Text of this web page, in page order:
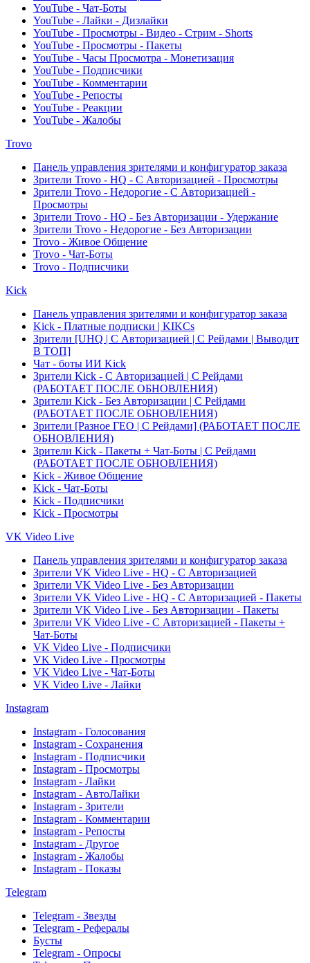
YouTube - Чат-Боты
YouTube - Лайки - Дизлайки
YouTube - Просмотры - Видео - Стрим - Shorts
YouTube - Просмотры - Пакеты
YouTube - Часы Просмотра - Монетизация
YouTube - Подписчики
YouTube - Комментарии
YouTube - Репосты
YouTube - Реакции
YouTube - Жалобы
Trovo
Панель управления зрителями и конфигуратор заказа
Зрители Trovo - HQ - С Авторизацией - Просмотры
Зрители Trovo - Недорогие - С Авторизацией -
Просмотры
Зрители Trovo - HQ - Без Авторизации - Удержание
Зрители Trovo - Недорогие - Без Авторизации
Trovo - Живое Общение
Trovo - Чат-Боты
Trovo - Подписчики
Kick
Панель управления зрителями и конфигуратор заказа
Kick - Платные подписки | KIKCs
Зрители [UHQ | С Авторизацией | С Рейдами | Выводит
В ТОП]
Чат - боты ИИ Kick
Зрители Kick - С Авторизацией | С Рейдами
(РАБОТАЕТ ПОСЛЕ ОБНОВЛЕНИЯ)
Зрители Kick - Без Авторизации | С Рейдами
(РАБОТАЕТ ПОСЛЕ ОБНОВЛЕНИЯ)
Зрители [Разное ГЕО | С Рейдами] (РАБОТАЕТ ПОСЛЕ
ОБНОВЛЕНИЯ)
Зрители Kick - Пакеты + Чат-Боты | С Рейдами
(РАБОТАЕТ ПОСЛЕ ОБНОВЛЕНИЯ)
Kick - Живое Общение
Kick - Чат-Боты
Kick - Подписчики
Kick - Просмотры
VK Video Live
Панель управления зрителями и конфигуратор заказа
Зрители VK Video Live - HQ - С Авторизацией
Зрители VK Video Live - Без Авторизации
Зрители VK Video Live - HQ - С Авторизацией - Пакеты
Зрители VK Video Live - Без Авторизации - Пакеты
Зрители VK Video Live - С Авторизацией - Пакеты +
Чат-Боты
VK Video Live - Подписчики
VK Video Live - Просмотры
VK Video Live - Чат-Боты
VK Video Live - Лайки
Instagram
Instagram - Голосования
Instagram - Сохранения
Instagram - Подписчики
Instagram - Просмотры
Instagram - Лайки
Instagram - АвтоЛайки
Instagram - Зрители
Instagram - Комментарии
Instagram - Репосты
Instagram - Другое
Instagram - Жалобы
Instagram - Показы
Telegram
Telegram - Звезды
Telegram - Рефералы
Бусты
Telegram - Опросы